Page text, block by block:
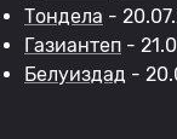
Тондела -
Газиантеп -
Белуиздад -